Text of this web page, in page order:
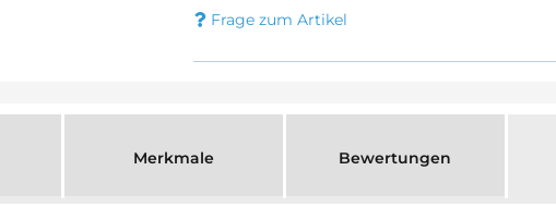
Frage zum Artikel
Merkmale Bewertungen